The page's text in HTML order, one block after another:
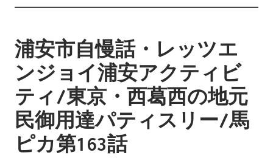
浦安市自慢話・レッツエ
ンジョイ浦安アクティビ
ティ/東京・西葛西の地元
民御用達パティスリー/馬
ピカ第163話